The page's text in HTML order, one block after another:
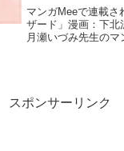
い…
マンガMeeで連載さ
ザード」漫画：下北
月瀬いづみ先生のマ
スポンサーリンク